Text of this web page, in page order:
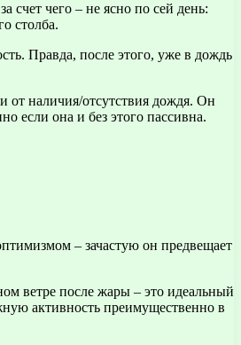
счет чего – не ясно по сей день:
столба.
Правда, после этого, уже в дождь
от наличия/отсутствия дождя. Он
если она и без этого пассивна.
– зачастую он предвещает
ветре после жары – это идеальный
активность преимущественно в